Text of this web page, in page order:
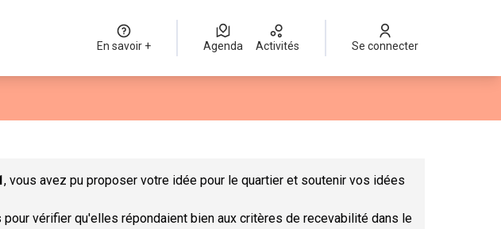
En savoir + Agenda Activités Se connecter
, vous avez pu proposer votre idée pour le quartier et soutenir vos idées
vérifier qu'elles répondaient bien aux critères de recevabilité dans le